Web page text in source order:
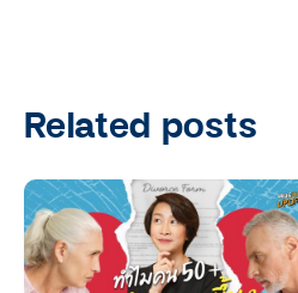
Related posts